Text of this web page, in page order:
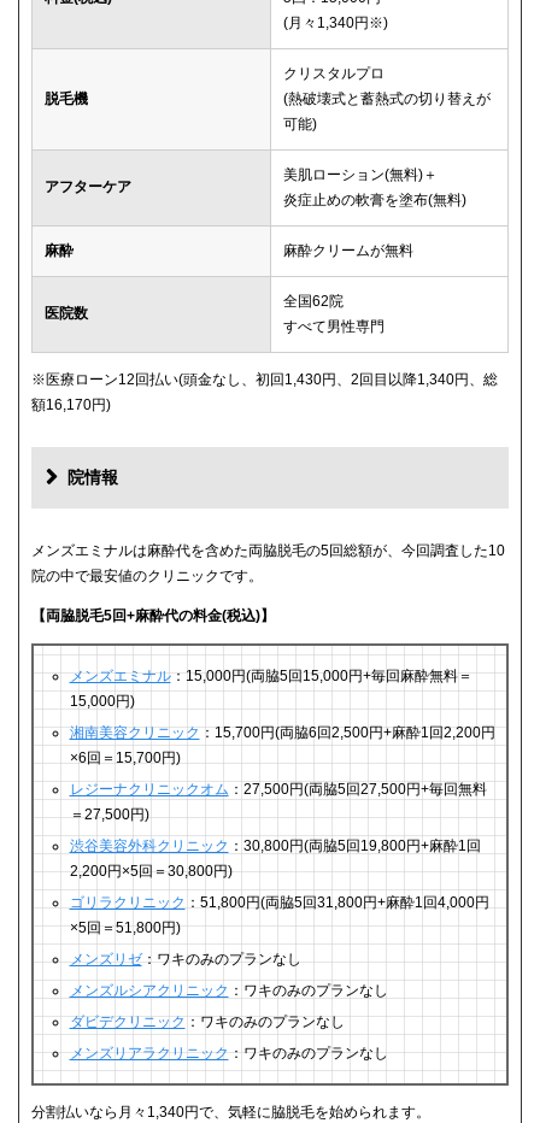
(月々1,340円※)
脱毛機
クリスタルプロ
(熱破壊式と蓄熱式の切り替えが
可能)
アフターケア
美肌ローション(無料)＋
炎症止めの軟膏を塗布(無料)
麻酔 麻酔クリームが無料
医院数
全国62院
すべて男性専門
※医療ローン12回払い(頭金なし、初回1,430円、2回目以降1,340円、総
額16,170円)
院情報
メンズエミナルは麻酔代を含めた両脇脱毛の5回総額が、今回調査した10
院の中で最安値のクリニックです。
【両脇脱毛5回+麻酔代の料金(税込)】
メンズエミナル：15,000円(両脇5回15,000円+毎回麻酔無料＝
15,000円)
湘南美容クリニック：15,700円(両脇6回2,500円+麻酔1回2,200円
×6回＝15,700円)
レジーナクリニックオム ：27,500円(両脇5回27,500円+毎回無料
＝27,500円)
渋谷美容外科クリニック ：30,800円(両脇5回19,800円+麻酔1回
2,200円×5回＝30,800円)
ゴリラクリニック ：51,800円(両脇5回31,800円+麻酔1回4,000円
×5回＝51,800円)
メンズリゼ：ワキのみのプランなし
メンズルシアクリニック ：ワキのみのプランなし
ダビデクリニック：ワキのみのプランなし
メンズリアラクリニック：ワキのみのプランなし
分割払いなら月々1,340円で、気軽に脇脱毛を始められます。